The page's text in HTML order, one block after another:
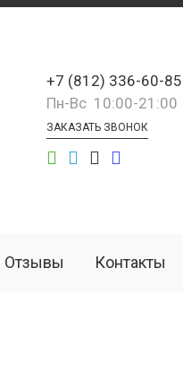
+7 (812) 336-60-85
Пн-Вс 10:00-21:00
ЗАКАЗАТЬ ЗВОНОК
Отзывы Контакты